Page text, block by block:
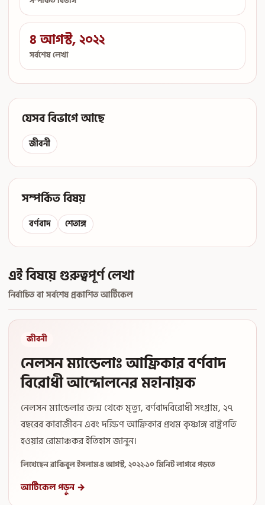
৪ আগস্ট, ২০২২
সর্বশেষ লেখা
যেসব বিভাগে আছে
জীবনী
সম্পর্কিত বিষয়
বর্ণবাদ শেতাঙ্গ
এই বিষয়ে গুরুত্বপূর্ণ লেখা
নির্বাচিত বা সর্বশেষ প্রকাশিত আর্টিকেল
জীবনী
নেলসন ম্যান্ডেলাঃ আফ্রিকার বর্ণবাদ
বিরোধী আন্দোলনের মহানায়ক
নেলসন ম্যান্ডেলার জন্ম থেকে মৃত্যু, বর্ণবাদবিরোধী সংগ্রাম, ২৭
বছরের কারাজীবন এবং দক্ষিণ আফ্রিকার প্রথম কৃষ্ণাঙ্গ রাষ্ট্রপতি
হওয়ার রোমাঞ্চকর ইতিহাস জানুন।
লিখেছেন রাকিবুল ইসলাম·৪ আগস্ট, ২০২২·১০ মিনিট লাগবে পড়তে
আর্টিকেল পড়ুন →